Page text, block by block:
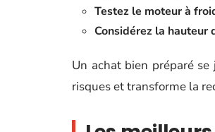
Testez le moteur à
Considérez la hauteur
Un achat bien préparé
risques et transforme la